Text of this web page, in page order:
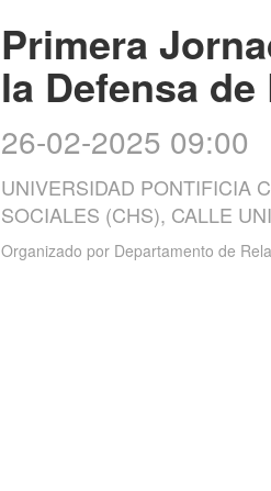
Primera
la Defensa
26-02-2025 09:00
UNIVERSIDAD PONTIFICIA
SOCIALES (CHS), CALLE
Organizado por Departamento de